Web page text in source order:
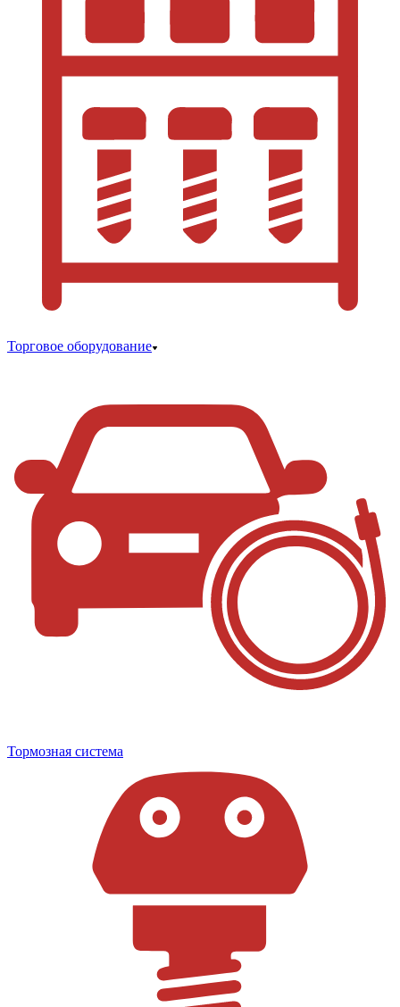
Торговое оборудование
Тормозная система